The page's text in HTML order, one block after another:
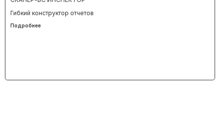
Гибкий конструктор отчетов
Подробнее